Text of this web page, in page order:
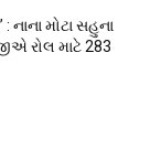
નાના મોટા સહુના
રોલ માટે 283